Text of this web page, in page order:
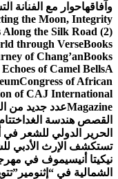
وآفاقهاحوار مع الفنانة
the Moon, Integrity
Along the Silk Road (2)
through VerseBooks
of Chang’anBooks
of Camel BellsA
Congress of African
of CAJ International
Magazineعدد جديد من
القصص هندسة الغد
الحرير الدولي للشعر في
تستكشف الإرث الأدبي
نيكيتا أنيسيموف في
الشمالية في “إثنومير”